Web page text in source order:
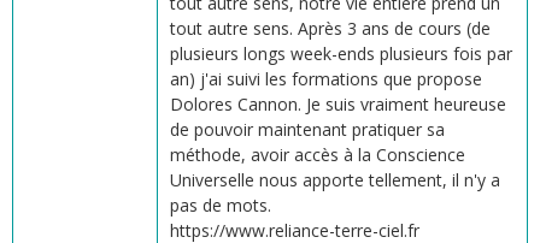
tout autre sens. Après 3 ans de cours (de
plusieurs longs week-ends plusieurs fois par
an) j'ai suivi les formations que propose
Dolores Cannon. Je suis vraiment heureuse
de pouvoir maintenant pratiquer sa
méthode, avoir accès à la Conscience
Universelle nous apporte tellement, il n'y a
pas de mots.
https://www.reliance-terre-ciel.fr